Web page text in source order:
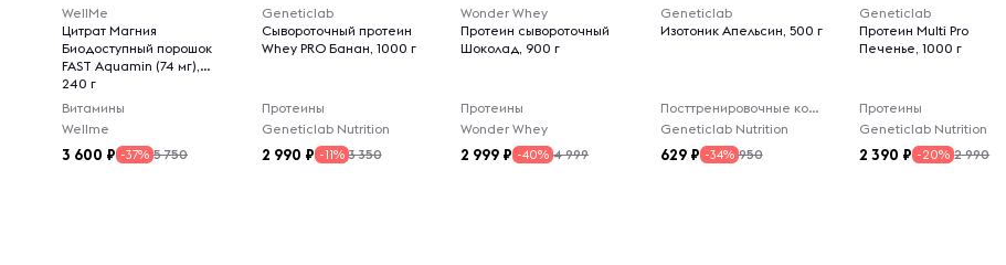
WellMe
Цитрат Магния
Биодоступный порошок
FAST Aquamin (74 мг),
240 г
Витамины
Wellme
3 600 -37% 5 750
Geneticlab
Сывороточный протеин
Whey PRO Банан, 1000 г
Протеины
Geneticlab Nutrition
2 990 -11% 3 350
Wonder Whey
Протеин сывороточный
Шоколад, 900 г
Протеины
Wonder Whey
2 999 -40% 4 999
Geneticlab
Изотоник Апельсин, 500 г
Посттренировочные комплексы
Geneticlab Nutrition
629 -34% 950
Geneticlab
Протеин Multi Pro
Печенье, 1000 г
Протеины
Geneticlab Nutrition
2 390 -20% 2 990